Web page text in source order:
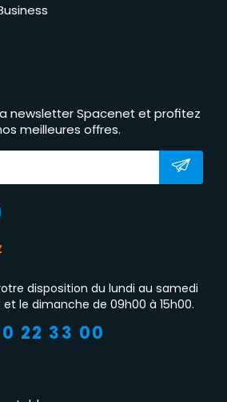
newsletter Spacenet et profitez
meilleures offres.
disposition du lundi au samedi
et le dimanche de 09h00 à 15h00.
22 33 00